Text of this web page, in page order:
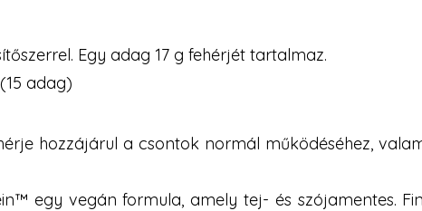
Egy adag 17 g fehérjét tartalmaz.
adag)
hozzájárul a csontok normál működéséhez,
egy vegán formula, amely tej- és szójamentes.